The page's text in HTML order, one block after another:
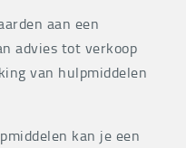
aan een
advies tot verkoop
van hulpmiddelen
kan je een